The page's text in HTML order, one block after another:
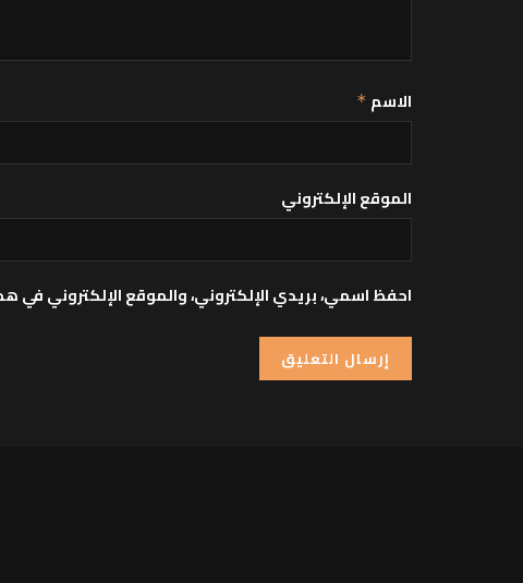
الاسم *
الموقع الإلكتروني
احفظ اسمي، بريدي الإلكتروني، والموقع الإلكتروني في